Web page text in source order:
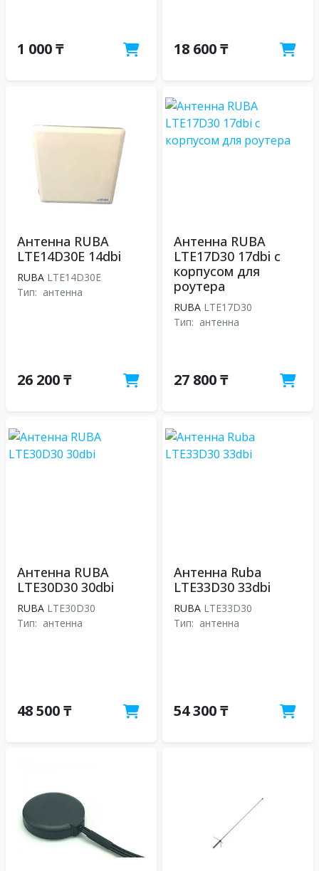
1 000 ₸ 18 600 ₸
Антенна RUBA
LTE14D30E 14dbi
RUBA LTE14D30E
Тип: антенна
26 200 ₸
Антенна RUBA
LTE17D30 17dbi с
корпусом для
роутера
RUBA LTE17D30
Тип: антенна
27 800 ₸
Антенна RUBA
LTE30D30 30dbi
RUBA LTE30D30
Тип: антенна
48 500 ₸
Антенна Ruba
LTE33D30 33dbi
RUBA LTE33D30
Тип: антенна
54 300 ₸